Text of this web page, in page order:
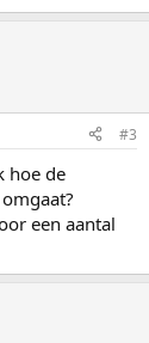
#3
hoe de
een aantal